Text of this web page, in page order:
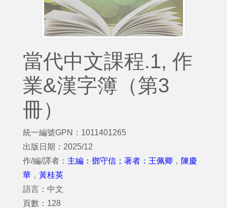
當代中文課程.1, 作
業&漢字簿（第3
冊）
統一編號GPN：1011401265
出版日期：2025/12
作/編/譯者： 主編：鄧守信；著者：王佩卿 ， 陳慶
華 ， 黃桂英
語言：中文
頁數：128